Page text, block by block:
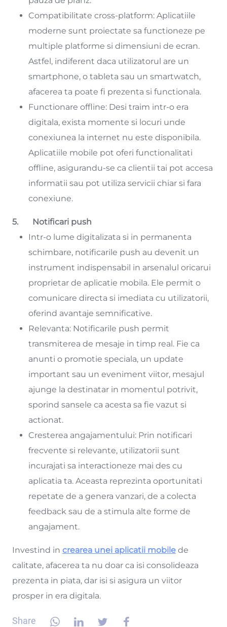
Compatibilitate cross-platform: Aplicatiile
moderne sunt proiectate sa functioneze pe
multiple platforme si dimensiuni de ecran.
Astfel, indiferent daca utilizatorul are un
smartphone, o tableta sau un smartwatch,
afacerea ta poate fi prezenta si functionala.
Functionare offline: Desi traim intr-o era
digitala, exista momente si locuri unde
conexiunea la internet nu este disponibila.
Aplicatiile mobile pot oferi functionalitati
offline, asigurandu-se ca clientii tai pot accesa
informatii sau pot utiliza servicii chiar si fara
conexiune.
5. Notificari push
Intr-o lume digitalizata si in permanenta
schimbare, notificarile push au devenit un
instrument indispensabil in arsenalul oricarui
proprietar de aplicatie mobila. Ele permit o
comunicare directa si imediata cu utilizatorii,
oferind avantaje semnificative.
Relevanta: Notificarile push permit
transmiterea de mesaje in timp real. Fie ca
anunti o promotie speciala, un update
important sau un eveniment viitor, mesajul
ajunge la destinatar in momentul potrivit,
sporind sansele ca acesta sa fie vazut si
actionat.
Cresterea angajamentului: Prin notificari
frecvente si relevante, utilizatorii sunt
incurajati sa interactioneze mai des cu
aplicatia ta. Aceasta reprezinta oportunitati
repetate de a genera vanzari, de a colecta
feedback sau de a stimula alte forme de
angajament.
Investind in crearea unei aplicatii mobile de
calitate, afacerea ta nu doar ca isi consolideaza
prezenta in piata, dar isi si asigura un viitor
prosper in era digitala.
Share